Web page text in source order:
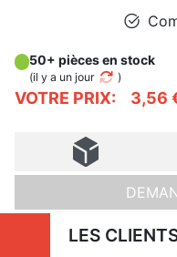
VOTRE PRIX: 3,56
50+ pièces en stock
(il y a un jour )
LES